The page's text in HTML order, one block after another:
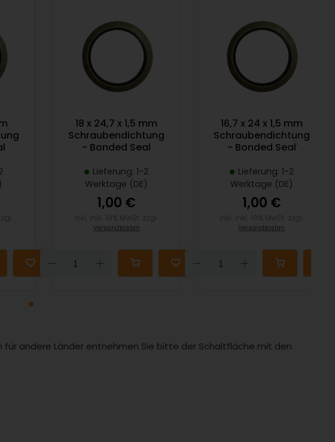
18 x 24,7 x 1,5 mm
Schraubendichtung
- Bonded Seal
Lieferung: 1-2
Werktage (DE)
1,00 €
Versandkosten
Down
16,7 x 24 x 1,5 mm
Schraubendichtung
- Bonded Seal
Lieferung: 1-2
Werktage (DE)
1,00 €
Versandkosten
Down
für andere Länder entnehmen Sie bitte der Schaltfläche mit den